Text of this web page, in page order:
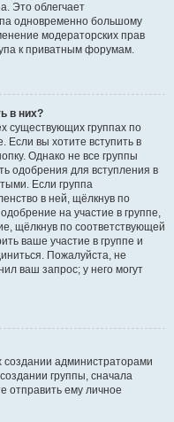
Это облегчает
одновременно большому
модераторских прав
к приватным форумам.
в них?
существующих группах по
вы хотите вступить в
Однако не все группы
одобрения для вступления в
Если группа
в ней, щёлкнув по
на участие в группе,
щёлкнув по соответствующей
ваше участие в группе и
Пожалуйста, не
ваш запрос; у него могут
администраторами
группы, сначала
отправить ему личное